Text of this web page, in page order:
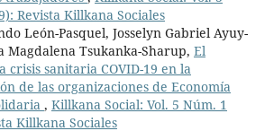
Revista Killkana Sociales
León-Pasquel, Josselyn Gabriel Ayuy-
Magdalena Tsukanka-Sharup, El
crisis sanitaria COVID-19 en la
de las organizaciones de Economía
, Killkana Social: Vol. 5 Núm. 1
Killkana Sociales